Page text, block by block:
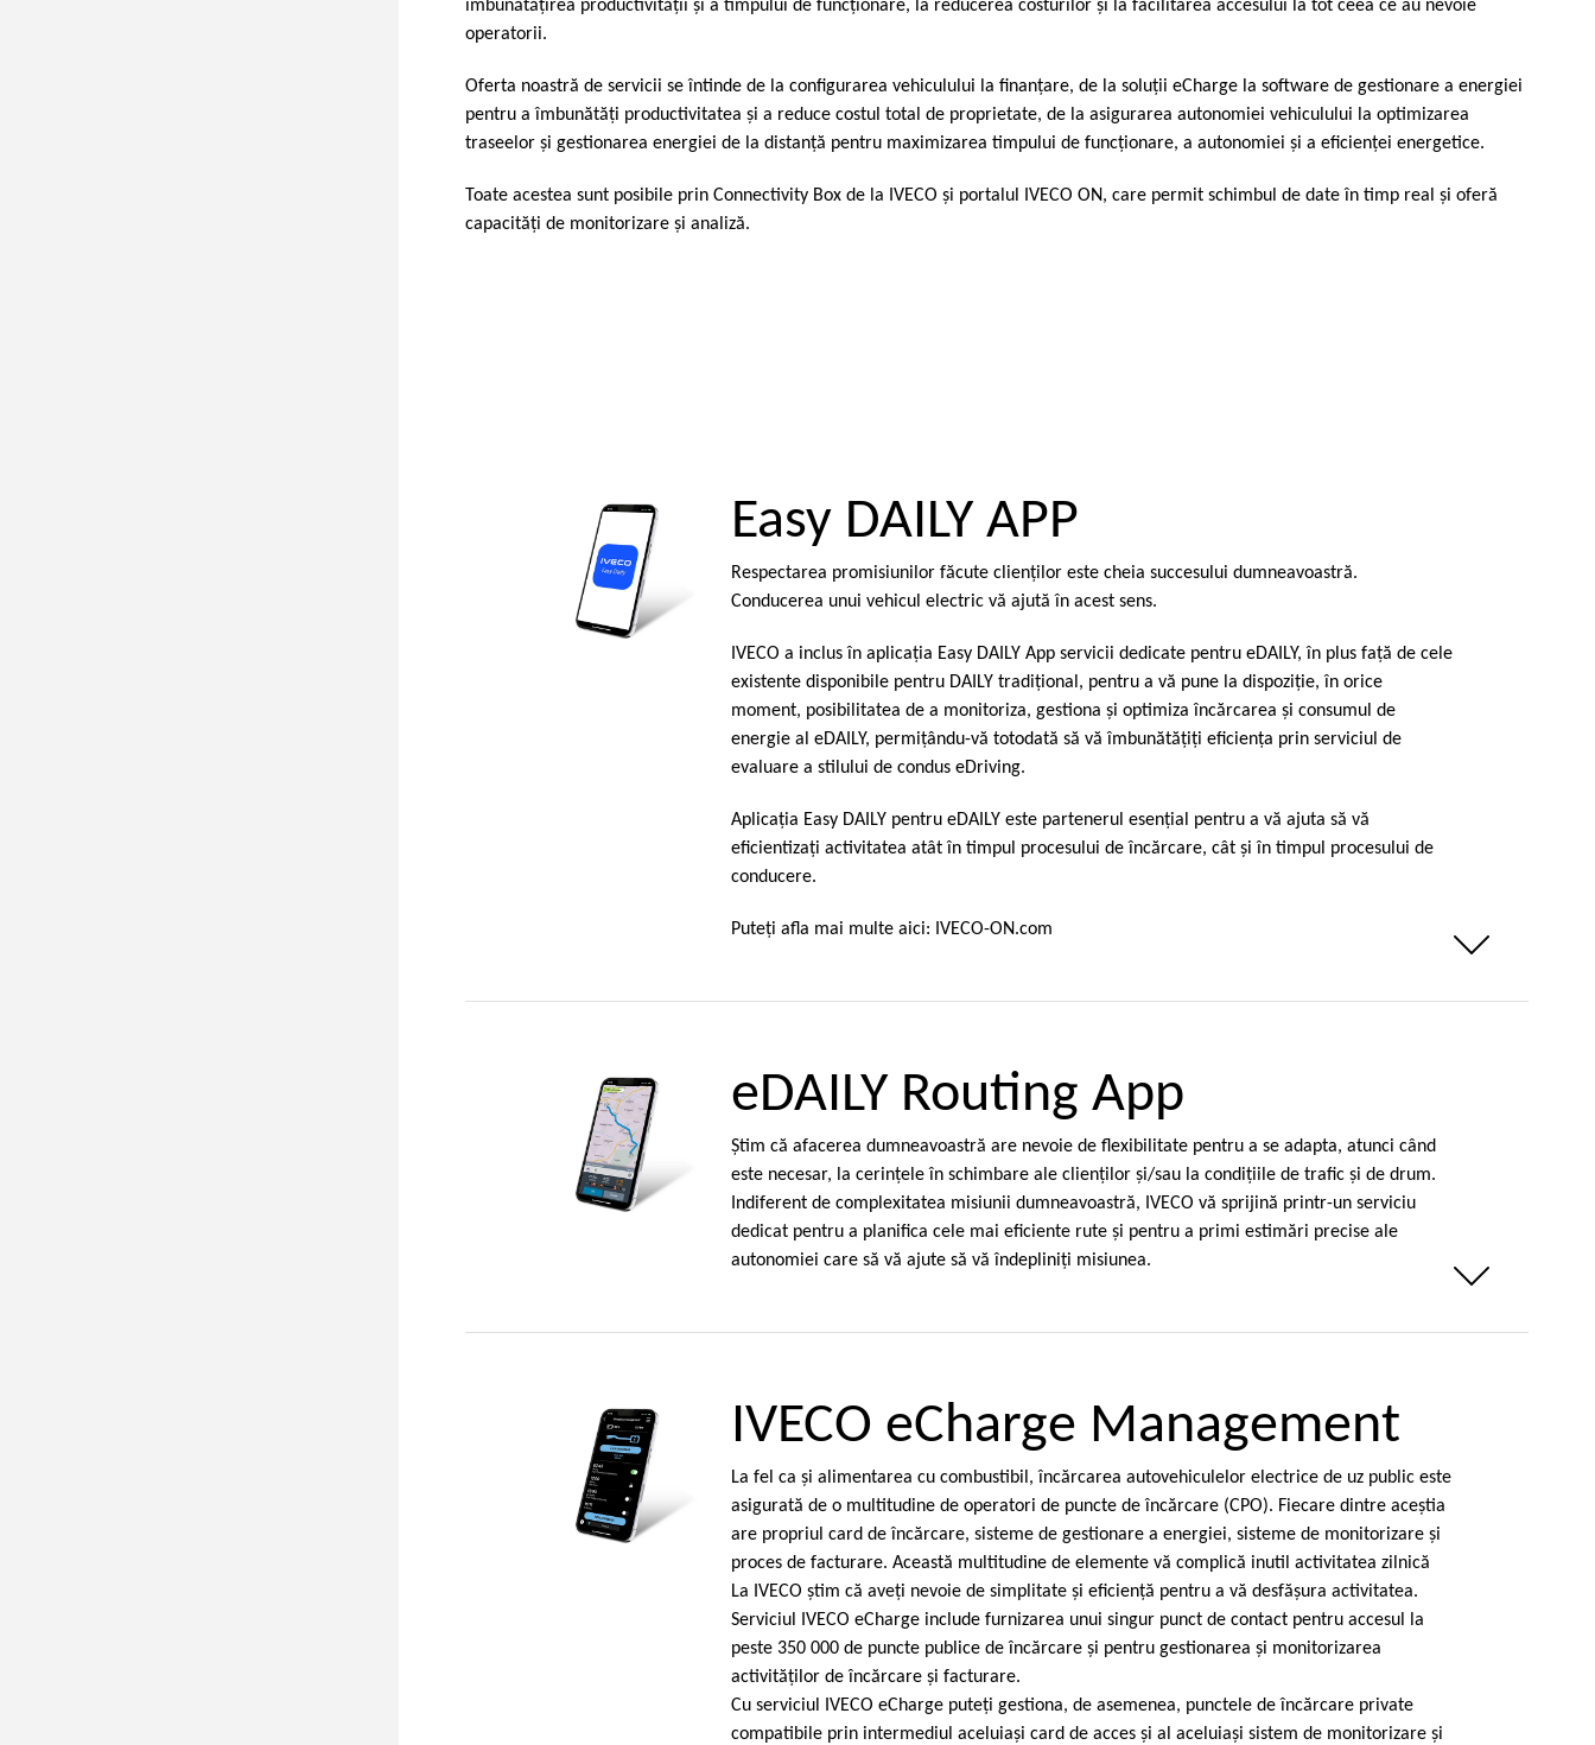
îmbunătăţirea productivităţii şi a timpului de funcţionare, la reducerea costurilor şi la facilitarea accesului la tot ceea ce au nevoie
operatorii.
Oferta noastră de servicii se întinde de la configurarea vehiculului la finanţare, de la soluţii eCharge la software de gestionare a energiei
pentru a îmbunătăţi productivitatea şi a reduce costul total de proprietate, de la asigurarea autonomiei vehiculului la optimizarea
traseelor şi gestionarea energiei de la distanţă pentru maximizarea timpului de funcţionare, a autonomiei şi a eficienţei energetice.
Toate acestea sunt posibile prin Connectivity Box de la IVECO şi portalul IVECO ON, care permit schimbul de date în timp real şi oferă
capacităţi de monitorizare şi analiză.
Easy DAILY APP
Respectarea promisiunilor făcute clienţilor este cheia succesului dumneavoastră.
Conducerea unui vehicul electric vă ajută în acest sens.
IVECO a inclus în aplicaţia Easy DAILY App servicii dedicate pentru eDAILY, în plus faţă de cele
existente disponibile pentru DAILY tradiţional, pentru a vă pune la dispoziţie, în orice
moment, posibilitatea de a monitoriza, gestiona şi optimiza încărcarea şi consumul de
energie al eDAILY, permiţându-vă totodată să vă îmbunătăţiţi eficienţa prin serviciul de
evaluare a stilului de condus eDriving.
Aplicaţia Easy DAILY pentru eDAILY este partenerul esenţial pentru a vă ajuta să vă
eficientizaţi activitatea atât în timpul procesului de încărcare, cât şi în timpul procesului de
conducere.
Puteţi afla mai multe aici: IVECO-ON.com
Weniger anzeigen
eDAILY Routing App
Ştim că afacerea dumneavoastră are nevoie de flexibilitate pentru a se adapta, atunci când
este necesar, la cerinţele în schimbare ale clienţilor şi/sau la condiţiile de trafic şi de drum.
Indiferent de complexitatea misiunii dumneavoastră, IVECO vă sprijină printr-un serviciu
dedicat pentru a planifica cele mai eficiente rute şi pentru a primi estimări precise ale
autonomiei care să vă ajute să vă îndepliniţi misiunea.
Weniger anzeigen
IVECO eCharge Management
La fel ca şi alimentarea cu combustibil, încărcarea autovehiculelor electrice de uz public este
asigurată de o multitudine de operatori de puncte de încărcare (CPO). Fiecare dintre aceştia
are propriul card de încărcare, sisteme de gestionare a energiei, sisteme de monitorizare şi
proces de facturare. Această multitudine de elemente vă complică inutil activitatea zilnică
La IVECO ştim că aveţi nevoie de simplitate şi eficienţă pentru a vă desfăşura activitatea.
Serviciul IVECO eCharge include furnizarea unui singur punct de contact pentru accesul la
peste 350 000 de puncte publice de încărcare şi pentru gestionarea şi monitorizarea
activităţilor de încărcare şi facturare.
Cu serviciul IVECO eCharge puteţi gestiona, de asemenea, punctele de încărcare private
compatibile prin intermediul aceluiaşi card de acces şi al aceluiaşi sistem de monitorizare şi